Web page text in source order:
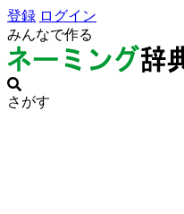
登録 ログイン
みんなで作る
さがす